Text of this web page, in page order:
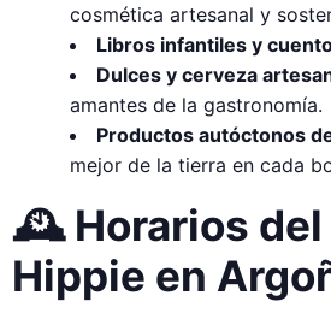
cosmética artesanal y
Libros infantiles y
Dulces y cerveza
amantes de la gastronomía.
Productos autóctonos
mejor de la tierra en cada
🕰️ Horarios
Hippie en